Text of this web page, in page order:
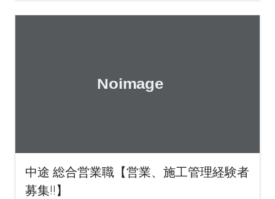
中途 総合営業職【営業、施工管理経験者
募集!!】